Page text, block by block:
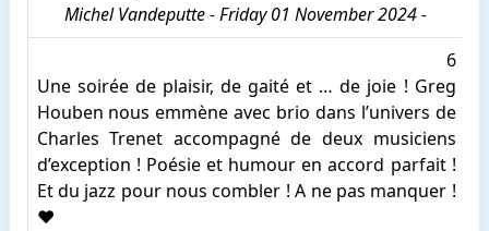
Michel Vandeputte - Friday 01 November 2024 -
6
Une soirée de plaisir, de gaité et … de joie ! Greg
Houben nous emmène avec brio dans l’univers de
Charles Trenet accompagné de deux musiciens
d’exception ! Poésie et humour en accord parfait !
Et du jazz pour nous combler ! A ne pas manquer !
♥️